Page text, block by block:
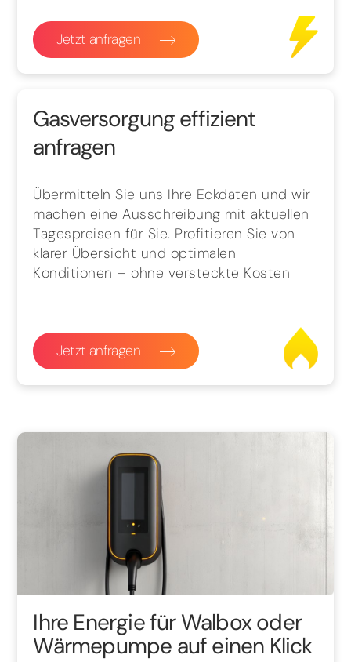
Jetzt anfragen
Gasversorgung effizient
anfragen
Übermitteln Sie uns Ihre Eckdaten und wir
machen eine Ausschreibung mit aktuellen
Tagespreisen für Sie. Profitieren Sie von
klarer Übersicht und optimalen
Konditionen – ohne versteckte Kosten
Jetzt anfragen
Ihre Energie für Walbox oder
Wärmepumpe auf einen Klick